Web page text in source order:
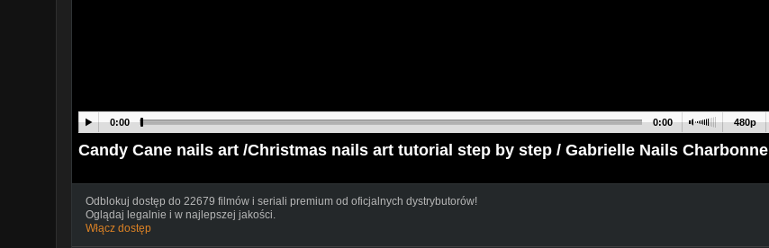
480p
0:00 0:00
Candy Cane nails art /Christmas nails art tutorial step by step / Gabrielle Nails Charbonne
Odblokuj dostęp do 22679 filmów i seriali premium od oficjalnych dystrybutorów!
Oglądaj legalnie i w najlepszej jakości.
Włącz dostęp